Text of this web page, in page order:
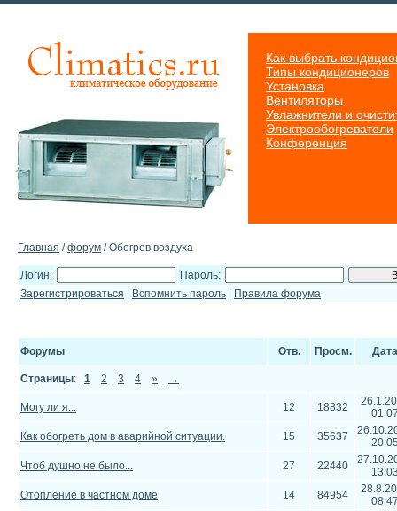
Как выбрать
Типы кондиционеров
Установка
Вентиляторы
Увлажнители и
Электрообогреватели
Конференция
Главная /форум / Обогрев воздуха
Логин:
Пароль:
Зарегистрироваться
Вспомнить пароль Правила форума
Форумы Отв. Просм. Дата
Страницы: 1 2 3 4 » →
Могу ли я... 12 18832
Как обогреть дом в аварийной ситуации.
15 35637
Чтоб душно не было...
27 22440
Отопление в частном доме
14 84954